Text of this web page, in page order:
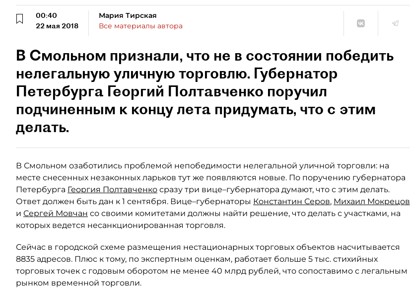
00:40
22 мая 2018
Мария Тирская
Все материалы автора
В Смольном признали, что не в состоянии победить
нелегальную уличную торговлю. Губернатор
Петербурга Георгий Полтавченко поручил
подчиненным к концу лета придумать, что с этим
делать.
В Смольном озаботились проблемой непобедимости нелегальной уличной торговли: на
месте снесенных незаконных ларьков тут же появляются новые. По поручению губернатора
Петербурга Георгия Полтавченко сразу три вице–губернатора думают, что с этим делать.
Ответ должен быть дан к 1 сентября. Вице–губернаторы Константин Серов, Михаил Мокрецов
и Сергей Мовчан со своими комитетами должны найти решение, что делать с участками, на
которых ведется несанкционированная торговля.
Сейчас в городской схеме размещения нестационарных торговых объектов насчитывается
8835 адресов. Плюс к тому, по экспертным оценкам, работает больше 5 тыс. стихийных
торговых точек с годовым оборотом не менее 40 млрд рублей, что сопоставимо с легальным
рынком временной торговли.